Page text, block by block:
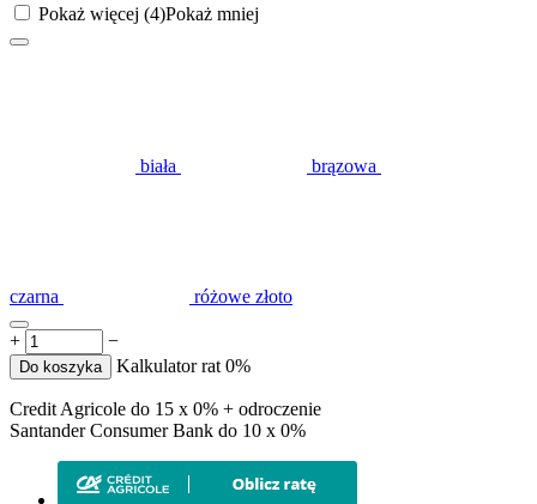
Pokaż więcej (4)Pokaż mniej
biała brązowa
czarna różowe złoto
+ −
Do koszyka Kalkulator rat 0%
Credit Agricole do 15 x 0% + odroczenie
Santander Consumer Bank do 10 x 0%